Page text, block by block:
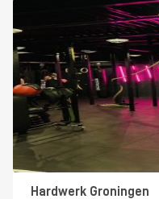
Hardwerk Groningen